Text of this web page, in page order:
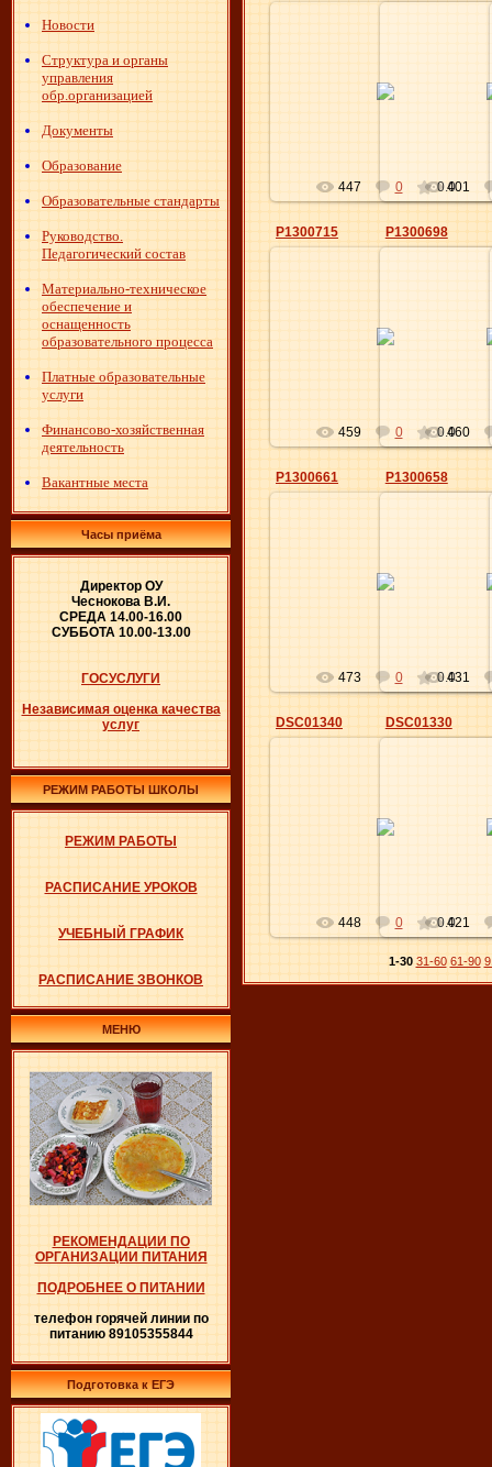
Новости
Структура и органы
управления
обр.организацией
Документы
Образование
Образовательные стандарты
Руководство.
Педагогический состав
Материально-техническое
обеспечение и
оснащенность
образовательного процесса
Платные образовательные
услуги
Финансово-хозяйственная
деятельность
Вакантные места
Часы приёма
Директор ОУ
Чеснокова В.И.
СРЕДА 14.00-16.00
СУББОТА 10.00-13.00
ГОСУСЛУГИ
Независимая оценка качества
услуг
РЕЖИМ РАБОТЫ ШКОЛЫ
РЕЖИМ РАБОТЫ
РАСПИСАНИЕ УРОКОВ
УЧЕБНЫЙ ГРАФИК
РАСПИСАНИЕ ЗВОНКОВ
МЕНЮ
РЕКОМЕНДАЦИИ ПО
ОРГАНИЗАЦИИ ПИТАНИЯ
ПОДРОБНЕЕ О ПИТАНИИ
телефон горячей линии по
питанию 89105355844
Подготовка к ЕГЭ
447 0 0.0401
P1300715
459 0 0.0
P1300698
460
P1300661
473 0 0.0
P1300658
431
DSC01340
448 0 0.0
DSC01330
421
1-30 31-60 61-90